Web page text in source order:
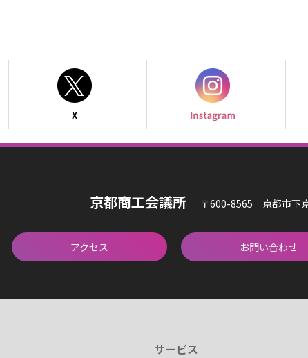
京都商工会議所 〒600-8565 京都市下
アクセス お問い合わせ
サービス